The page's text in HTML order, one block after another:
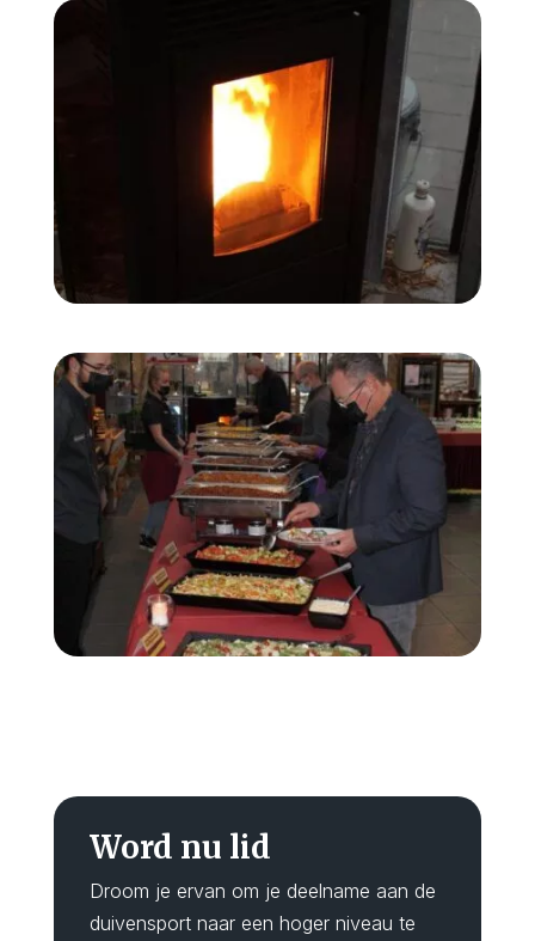
Word nu lid
Droom je ervan om je deelname aan de
duivensport naar een hoger niveau te